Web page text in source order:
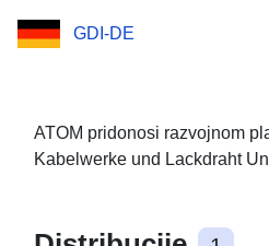
podrijetla)
GDI-DE
ATOM pridonosi razvojnom
Kabelwerke und Lackdraht